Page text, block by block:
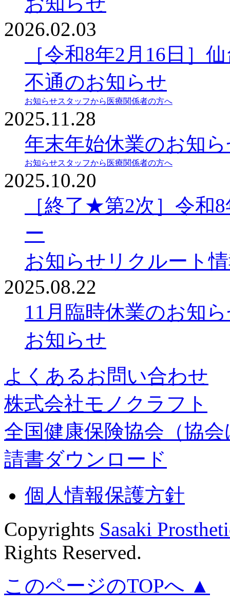
2026.02.03
［令和8年2月16日］
不通のお知らせ
お知らせスタッフから 医療関係者の方へ
2025.11.28
年末年始休業のお知
お知らせスタッフから 医療関係者の方へ
2025.10.20
［終了★第2次］令和
ー
お知らせ リクルート
2025.08.22
11月臨時休業のお知
お知らせ
よくあるお問い合わせ
株式会社モノクラフト
全国健康保険協会（協
請書ダウンロード
個人情報保護方針
Copyrights Sasaki
Rights Reserved.
このページのTOPへ ▲